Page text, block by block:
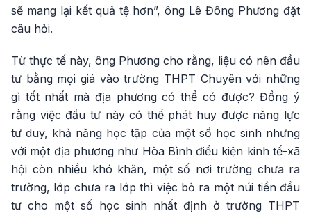
sẽ mang lại kết quả tệ hơn”, ông Lê Đông Phương đặt
câu hỏi.
Từ thực tế này, ông Phương cho rằng, liệu có nên đầu
tư bằng mọi giá vào trường THPT Chuyên với những
gì tốt nhất mà địa phương có thể có được? Đồng ý
rằng việc đầu tư này có thể phát huy được năng lực
tư duy, khả năng học tập của một số học sinh nhưng
với một địa phương như Hòa Bình điều kiện kinh tế-xã
hội còn nhiều khó khăn, một số nơi trường chưa ra
trường, lớp chưa ra lớp thì việc bỏ ra một núi tiền đầu
tư cho một số học sinh nhất định ở trường THPT